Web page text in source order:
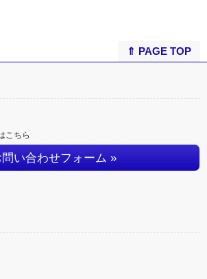
⇑ PAGE TOP
こちら
問い合わせフォーム »